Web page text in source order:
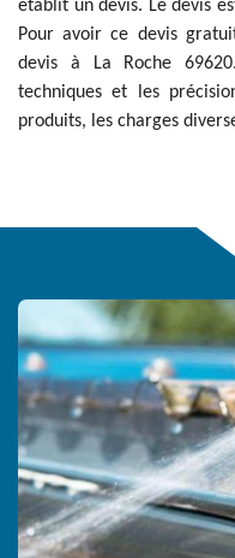
établit un devis. Le devis
Pour avoir ce devis
devis à La Roche
techniques et les
produits, les charges